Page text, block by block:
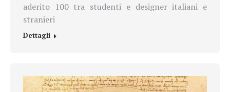
aderito 100 tra studenti e designer italiani e
stranieri
Dettagli